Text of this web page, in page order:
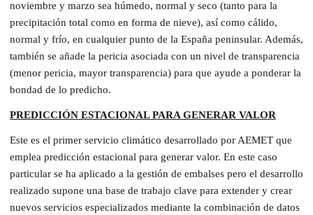
noviembre y marzo sea húmedo, normal y seco (tanto para la
precipitación total como en forma de nieve), así como cálido,
normal y frío, en cualquier punto de la España peninsular. Además,
también se añade la pericia asociada con un nivel de transparencia
(menor pericia, mayor transparencia) para que ayude a ponderar la
bondad de lo predicho.
PREDICCIÓN ESTACIONAL PARA GENERAR VALOR
Este es el primer servicio climático desarrollado por AEMET que
emplea predicción estacional para generar valor. En este caso
particular se ha aplicado a la gestión de embalses pero el desarrollo
realizado supone una base de trabajo clave para extender y crear
nuevos servicios especializados mediante la combinación de datos